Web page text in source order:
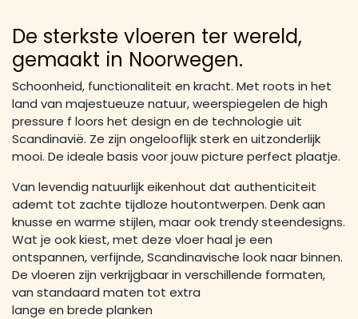
De sterkste vloeren ter wereld,
gemaakt in Noorwegen.
Schoonheid, functionaliteit en kracht. Met roots in het
land van majestueuze natuur, weerspiegelen de high
pressure f loors het design en de technologie uit
Scandinavië. Ze zijn ongelooflijk sterk en uitzonderlijk
mooi. De ideale basis voor jouw picture perfect plaatje.
Van levendig natuurlijk eikenhout dat authenticiteit
ademt tot zachte tijdloze houtontwerpen. Denk aan
knusse en warme stijlen, maar ook trendy steendesigns.
Wat je ook kiest, met deze vloer haal je een
ontspannen, verfijnde, Scandinavische look naar binnen.
De vloeren zijn verkrijgbaar in verschillende formaten,
van standaard maten tot extra
lange en brede planken